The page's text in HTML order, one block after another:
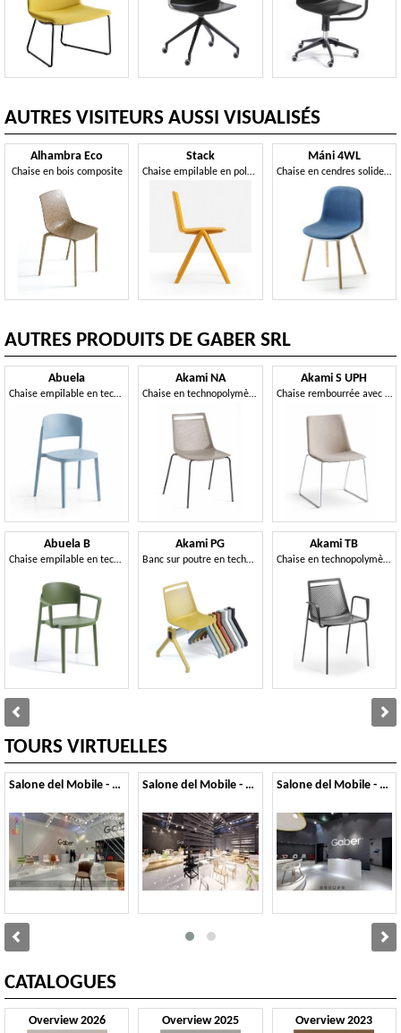
AUTRES VISITEURS AUSSI VISUALISÉS
Alhambra Eco
Chaise en bois composite
Stack
Chaise empilable en polypropylène, avec coque personnalisable
Máni 4WL
Chaise en cendres solides, disponible en différentes couleurs
AUTRES PRODUITS DE GABER SRL
Abuela
Chaise empilable en technopolymère
Abuela B
Chaise empilable en technopolymère avec accoudoirs
Akami NA
Chaise en technopolymère avec structure métallique à 4 pieds
Akami PG
Banc sur poutre en technopolymère
Akami S UPH
Chaise rembourrée avec piètement luge en métal
Akami TB
Chaise en technopolymère avec accoudoirs et structure métallique à 4 pieds
TOURS VIRTUELLES
Salone del Mobile - 2014 Salone del Mobile - 2013 Salone del Mobile - 2012
CATALOGUES
Overview 2026 Overview 2025 Overview 2023